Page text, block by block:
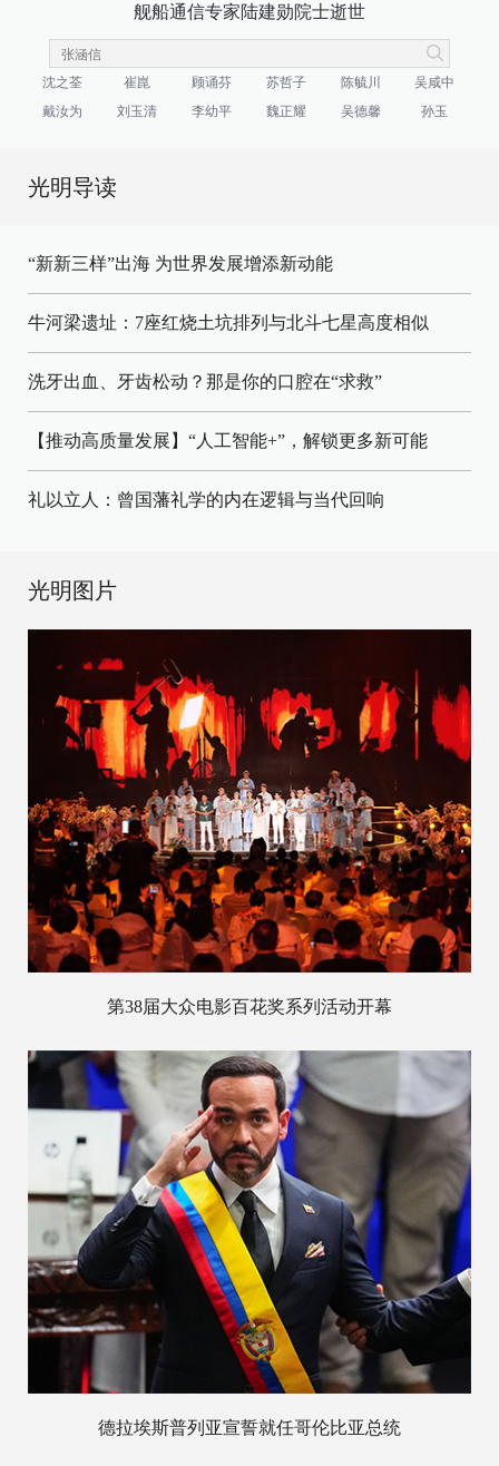
舰船通信专家陆建勋院士逝世
沈之荃 崔崑 顾诵芬 苏哲子 陈毓川
吴咸中
戴汝为
刘玉清 李幼平 魏正耀 吴德馨 孙玉
光明导读
“新新三样”出海 为世界发展增添新动能
牛河梁遗址：7座红烧土坑排列与北斗七星高度相似
洗牙出血、牙齿松动？那是你的口腔在“求救”
【推动高质量发展】“人工智能+”，解锁更多新可能
礼以立人：曾国藩礼学的内在逻辑与当代回响
光明图片
第38届大众电影百花奖系列活动开幕
德拉埃斯普列亚宣誓就任哥伦比亚总统